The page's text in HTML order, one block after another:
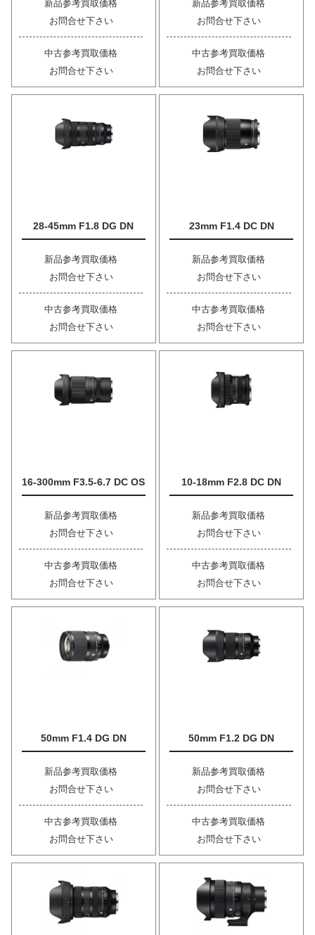
新品参考買取価格
お問合せ下さい
中古参考買取価格
お問合せ下さい
新品参考買取価格
お問合せ下さい
中古参考買取価格
お問合せ下さい
28-45mm F1.8 DG DN
新品参考買取価格
お問合せ下さい
中古参考買取価格
お問合せ下さい
23mm F1.4 DC DN
新品参考買取価格
お問合せ下さい
中古参考買取価格
お問合せ下さい
16-300mm F3.5-6.7 DC OS
新品参考買取価格
お問合せ下さい
中古参考買取価格
お問合せ下さい
10-18mm F2.8 DC DN
新品参考買取価格
お問合せ下さい
中古参考買取価格
お問合せ下さい
50mm F1.4 DG DN
新品参考買取価格
お問合せ下さい
中古参考買取価格
お問合せ下さい
50mm F1.2 DG DN
新品参考買取価格
お問合せ下さい
中古参考買取価格
お問合せ下さい